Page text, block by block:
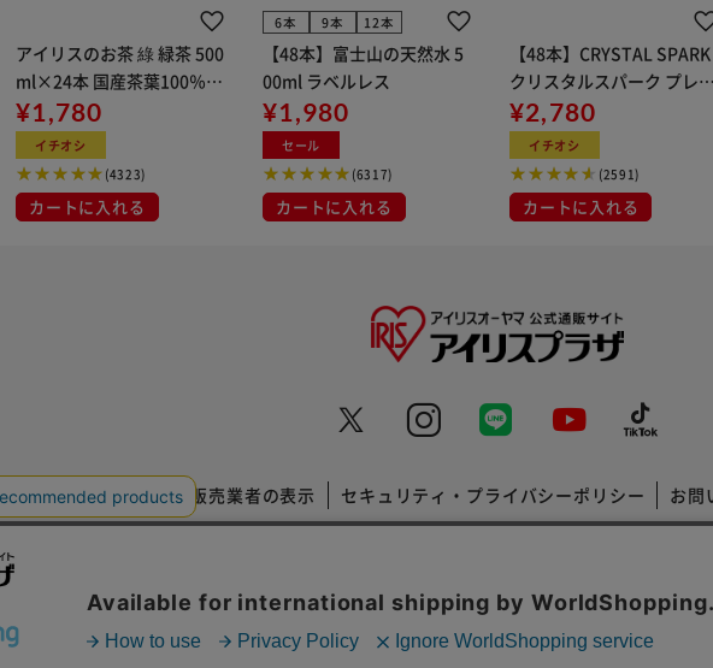
アイリスのお茶 綠 緑茶 500
ml×24本 国産茶葉100％使
用
¥1,780
イチオシ
(4323)
カートに入れる
6本 9本 12本
【48本】富士山の天然水 5
00ml ラベルレス
¥1,980
セール
(6317)
カートに入れる
【48本】CRYSTAL SPARK
クリスタルスパーク プレー
ン 500ml
¥2,780
イチオシ
(2591)
カートに入れる
商取引法に基づく通信販売業者の表示 セキュリティ・プライバシーポリシー お問